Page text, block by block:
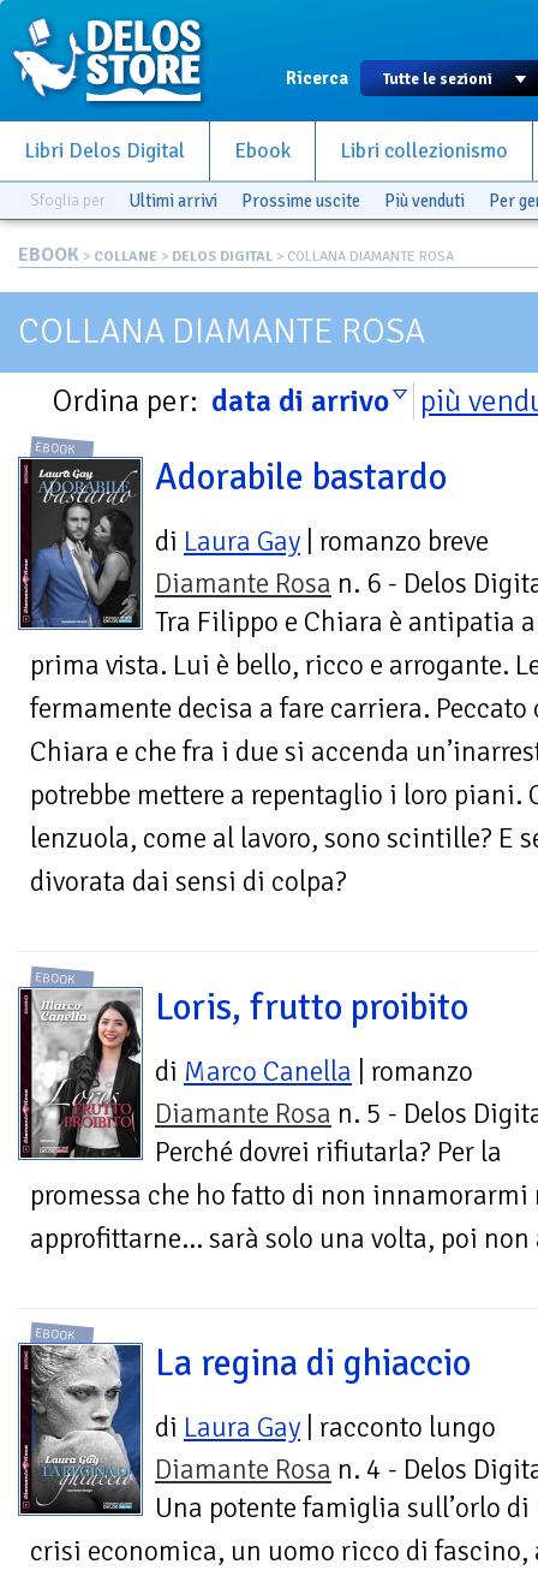
Ricerca
Libri Delos Digital Ebook Libri collezionismo
Sfoglia per Ultimi arrivi Prossime uscite Più venduti Per
EBOOK > COLLANE > DELOS DIGITAL > COLLANA DIAMANTE ROSA
COLLANA DIAMANTE ROSA
Ordina per: data di arrivo più
EBOOK
Adorabile bastardo
di Laura Gay | romanzo breve
Diamante Rosa n. 6 - Delos
Tra Filippo e Chiara è antipatia a
prima vista. Lui è bello, ricco e arrogante.
fermamente decisa a fare carriera.
Chiara e che fra i due si accenda
potrebbe mettere a repentaglio i loro piani.
lenzuola, come al lavoro, sono scintille? E
divorata dai sensi di colpa?
EBOOK
Loris, frutto proibito
di Marco Canella | romanzo
Diamante Rosa n. 5 - Delos
Perché dovrei rifiutarla? Per la
promessa che ho fatto di non
approfittarne… sarà solo una volta, poi
EBOOK
La regina di ghiaccio
di Laura Gay | racconto lungo
Diamante Rosa n. 4 - Delos
Una potente famiglia sull’orlo di
crisi economica, un uomo ricco di